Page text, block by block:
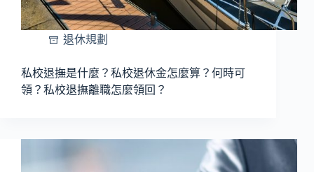
退休規劃
私校退撫是什麼？私校退休金怎麼算？何時可
領？私校退撫離職怎麼領回？